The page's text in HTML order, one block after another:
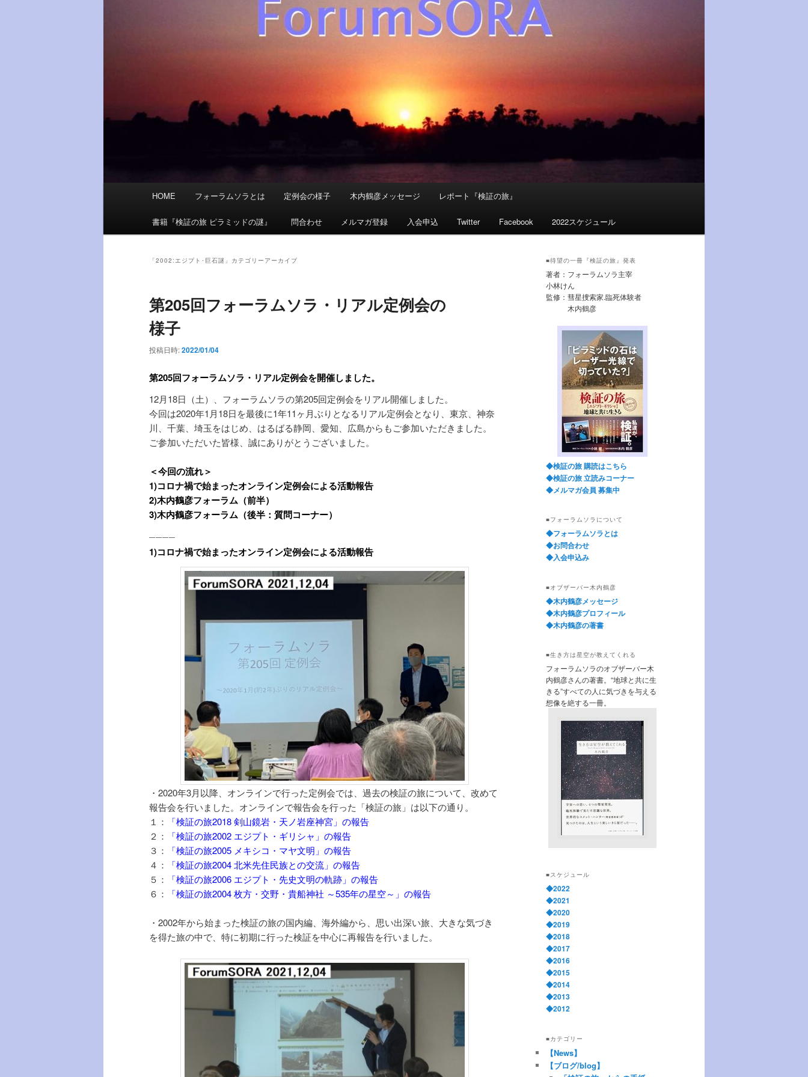
メ
HOME フォーラムソラとは 定例会の様子 木内鶴彦メッセージ レポート『検証の旅』
書籍『検証の旅 ピラミッドの謎』 問合わせ メルマガ登録 入会申込 Twitter Facebook 2022スケジュール
「2002:エジプト･巨石謎 」カテゴリーアーカイブ
第205回フォーラムソラ・リアル定例会の
様子
投稿日時:2022/01/04
第205回フォーラムソラ・リアル定例会を開催しました。
12月18日（土）、フォーラムソラの第205回定例会をリアル開催しました。
今回は2020年1月18日を最後に1年11ヶ月ぶりとなるリアル定例会となり、東京、神奈
川、千葉、埼玉をはじめ、はるばる静岡、愛知、広島からもご参加いただきました。
ご参加いただいた皆様、誠にありがとうございました。
＜今回の流れ＞
1)コロナ禍で始まったオンライン定例会による活動報告
2)木内鶴彦フォーラム（前半）
3)木内鶴彦フォーラム（後半：質問コーナー）
————
1)コロナ禍で始まったオンライン定例会による活動報告
・2020年3月以降、オンラインで行った定例会では、過去の検証の旅について、改めて
報告会を行いました。オンラインで報告会を行った「検証の旅」は以下の通り。
１：
「検証の旅2018 剣山鏡岩・天ノ岩座神宮」の報告
２：
「検証の旅2002 エジプト・ギリシャ」の報告
３：
「検証の旅2005 メキシコ・マヤ文明」の報告
４：
「検証の旅2004 北米先住民族との交流」の報告
５：
「検証の旅2006 エジプト・先史文明の軌跡」の報告
６：
「検証の旅2004 枚方・交野・貴船神社 ～535年の星空～」の報告
・2002年から始まった検証の旅の国内編、海外編から、思い出深い旅、大きな気づき
を得た旅の中で、特に初期に行った検証を中心に再報告を行いました。
■待望の一冊『検証の旅』発表
著者：フォーラムソラ主宰
小林けん
監修：彗星捜索家.臨死体験者
木内鶴彦
◆検証の旅 購読はこちら
◆検証の旅 立読みコーナー
◆メルマガ会員 募集中
■フォーラムソラについて
◆フォーラムソラとは
◆お問合わせ
◆入会申込み
■オブザーバー木内鶴彦
◆木内鶴彦メッセージ
◆木内鶴彦プロフィール
◆木内鶴彦の著書
■生き方は星空が教えてくれる
フォーラムソラのオブザーバー木
内鶴彦さんの著書。“地球と共に生
きる”すべての人に気づきを与える
想像を絶する一冊。
■スケジュール
◆2022
◆2021
◆2020
◆2019
◆2018
◆2017
◆2016
◆2015
◆2014
◆2013
◆2012
■カテゴリー
【News】
【ブログ/blog】